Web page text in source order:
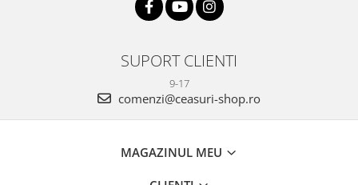
SUPORT CLIENTI
9-17
comenzi@ceasuri-shop.ro
MAGAZINUL MEU